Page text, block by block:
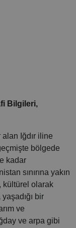
Bilgileri,
Iğdır iline
bölgede
kadar
sınırına yakın
kültürel olarak
bir
ve
ve arpa gibi